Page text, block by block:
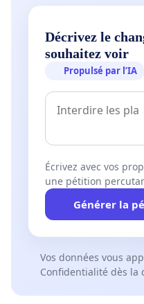
Décrivez le
souhaitez voir
Propulsé par l’IA
Écrivez avec vos
une pétition
Générer la
Vos données vous
Confidentialité dès la